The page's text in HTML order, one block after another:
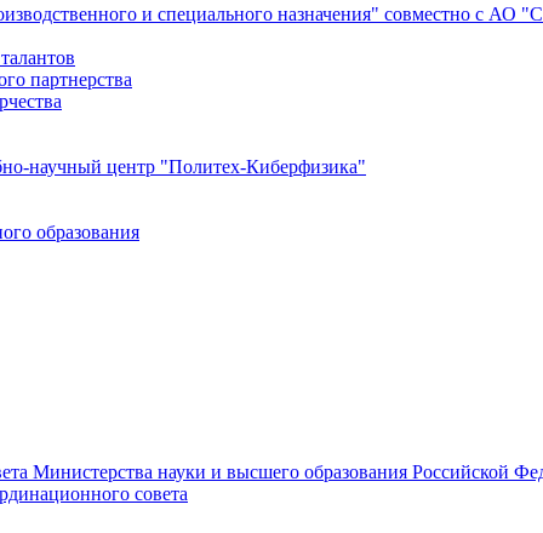
и специального назначения" совместно с
партнерства
научный центр "Политех-Киберфизика"
образования
Министерства науки и высшего образования Российской
совета